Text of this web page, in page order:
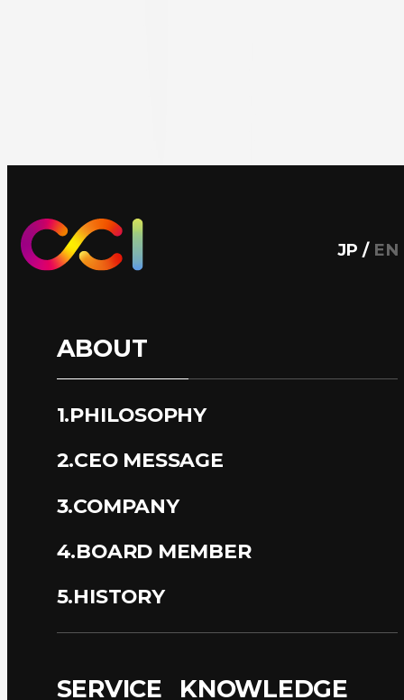
JP / EN
ABOUT
1.PHILOSOPHY
2.CEO MESSAGE
3.COMPANY
4.BOARD MEMBER
5.HISTORY
SERVICE KNOWLEDGE